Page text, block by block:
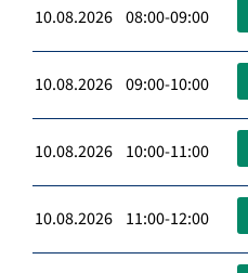
10.08.2026 08:00-09:00
10.08.2026 09:00-10:00
10.08.2026 10:00-11:00
10.08.2026 11:00-12:00